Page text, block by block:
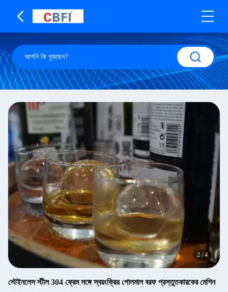
2 /4
স্টেইনলেস স্টীল 304 ফ্রেম সঙ্গে স্বয়ংক্রিয় গোলমাল বরফ প্রস্তুতকারকের মেশিন